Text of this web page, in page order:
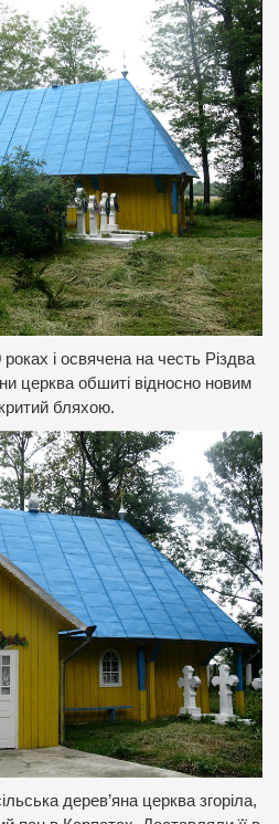
і освячена на честь Різдва
церква обшиті відносно новим
бляхою.
дерев’яна церква згоріла,